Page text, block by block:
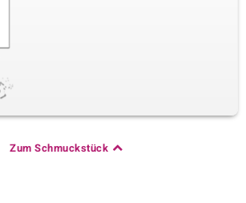
Zum Schmuckstück